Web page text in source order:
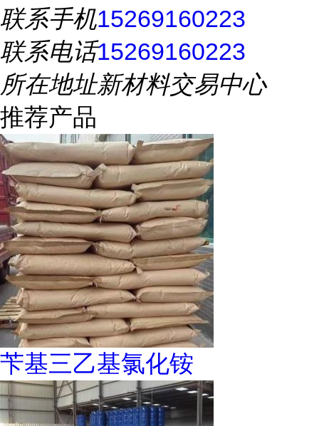
联系手机15269160223
联系电话15269160223
所在地址新材料交易中心
推荐产品
苄基三乙基氯化铵